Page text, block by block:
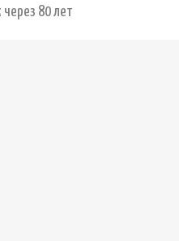
80 лет